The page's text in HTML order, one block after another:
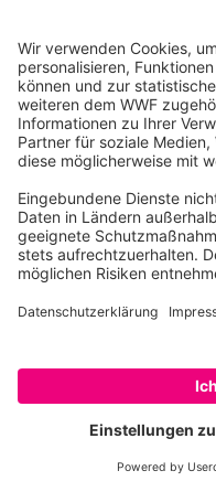
Datenschutz
Kontakt
Hinweisgeber
WWF Junior